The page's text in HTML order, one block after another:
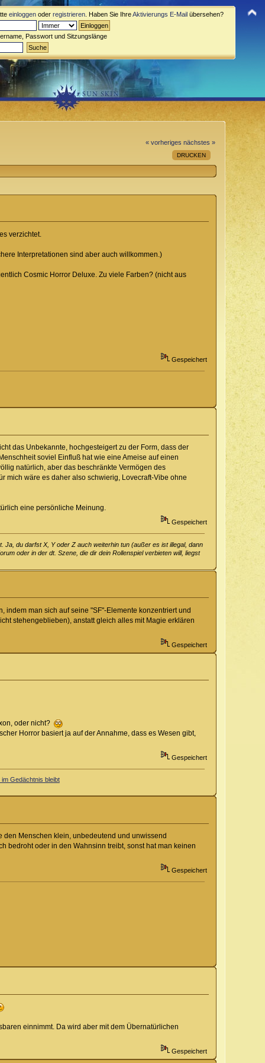
einloggen oder registrieren . Haben Sie IhreAktivierungs E-Mail übersehen?
Passwort und Sitzungslänge
« vorheriges nächstes »
DRUCKEN
verzichtet.
Interpretationen sind aber auch willkommen.)
Cosmic Horror Deluxe. Zu viele Farben? (nicht aus
Gespeichert
das Unbekannte, hochgesteigert zu der Form, dass der
soviel Einfluß hat wie eine Ameise auf einen
natürlich, aber das beschränkte Vermögen des
mich wäre es daher also schwierig, Lovecraft-Vibe ohne
eine persönliche Meinung.
Gespeichert
Ja, du darfst X, Y oder Z auch weiterhin tun (außer es ist illegal, dann
oder in der dt. Szene, die dir dein Rollenspiel verbieten will, liegst
man sich auf seine "SF"-Elemente konzentriert und
stehengeblieben), anstatt gleich alles mit Magie erklären
Gespeichert
oder nicht?
Horror basiert ja auf der Annahme, dass es Wesen gibt,
Gespeichert
Gedächtnis bleibt
den Menschen klein, unbedeutend und unwissend
bedroht oder in den Wahnsinn treibt, sonst hat man keinen
Gespeichert
einnimmt. Da wird aber mit dem Übernatürlichen
Gespeichert